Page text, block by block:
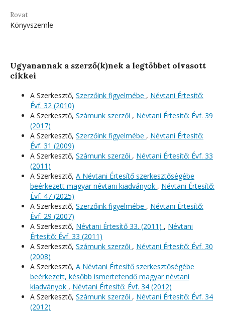
Rovat
Könyvszemle
Ugyanannak a szerző(k)nek a legtöbbet olvasott
cikkei
A Szerkesztő, Szerzőink figyelmébe , Névtani Értesítő:
Évf. 32 (2010)
A Szerkesztő, Számunk szerzői , Névtani Értesítő: Évf. 39
(2017)
A Szerkesztő, Szerzőink figyelmébe , Névtani Értesítő:
Évf. 31 (2009)
A Szerkesztő, Számunk szerzői , Névtani Értesítő: Évf. 33
(2011)
A Szerkesztő, A Névtani Értesítő szerkesztőségébe
beérkezett magyar névtani kiadványok , Névtani Értesítő:
Évf. 47 (2025)
A Szerkesztő, Szerzőink figyelmébe , Névtani Értesítő:
Évf. 29 (2007)
A Szerkesztő, Névtani Értesítő 33. (2011) , Névtani
Értesítő: Évf. 33 (2011)
A Szerkesztő, Számunk szerzői , Névtani Értesítő: Évf. 30
(2008)
A Szerkesztő, A Névtani Értesítő szerkesztőségébe
beérkezett, később ismertetendő magyar névtani
kiadványok , Névtani Értesítő: Évf. 34 (2012)
A Szerkesztő, Számunk szerzői , Névtani Értesítő: Évf. 34
(2012)